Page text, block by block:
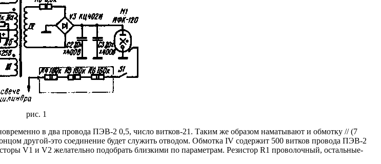
рис. 1
в два провода ПЭВ-2 0,5, число витков-21. Таким же образом наматывают и обмотку // (7
другой-это соединение будет служить отводом. Обмотка IV содержит 500 витков провода ПЭВ-2
V1 и V2 желательно подобрать близкими по параметрам. Резистор R1 проволочный, остальные-